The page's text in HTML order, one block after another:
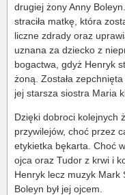
drugiej żony Anny
straciła matkę, która
liczne zdrady oraz
uznana za dziecko z
bogactwa, gdyż Henryk
żoną. Została
jej starsza siostra Maria
Dzięki dobroci kolejnych
przywilejów, choć przez
etykietka bękarta. Choć
ojca oraz Tudor z krwi i
Henryk lecz muzyk Mark
Boleyn był jej ojcem.